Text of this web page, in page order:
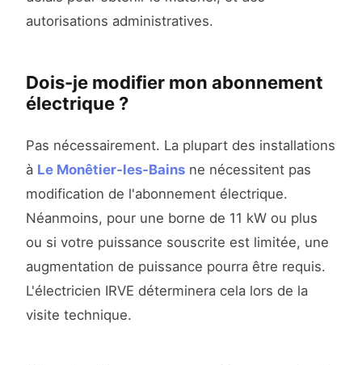
autorisations administratives.
Dois-je modifier mon abonnement
électrique ?
Pas nécessairement. La plupart des installations
à Le Monêtier-les-Bains ne nécessitent pas
modification de l'abonnement électrique.
Néanmoins, pour une borne de 11 kW ou plus
ou si votre puissance souscrite est limitée, une
augmentation de puissance pourra être requis.
L'électricien IRVE déterminera cela lors de la
visite technique.